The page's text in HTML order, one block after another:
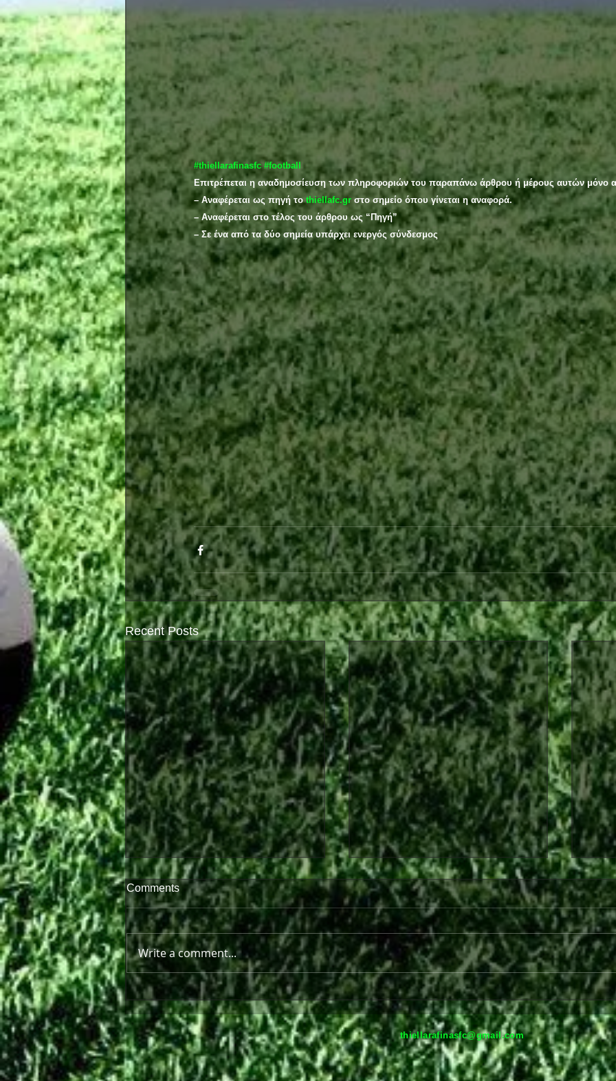
#thiellarafinasfc #football
Επιτρέπεται η αναδημοσίευση των πληροφοριών του παραπάνω άρθρου ή μέρους αυτών μόνο
– Αναφέρεται ως πηγή το thiellafc.gr στο σημείο όπου γίνεται η αναφορά.
– Αναφέρεται στο τέλος του άρθρου ως “Πηγή”
– Σε ένα από τα δύο σημεία υπάρχει ενεργός σύνδεσμος
Recent Posts
Πρώτη παράσταση μπροστά
στον κόσμο της!
Στο πλευρό της Θύελλας και
τη νέα σεζόν ο Ανδρέας
Πισκοπάκης
Comments
Write a comment...
thiellarafinasfc@gmail.com